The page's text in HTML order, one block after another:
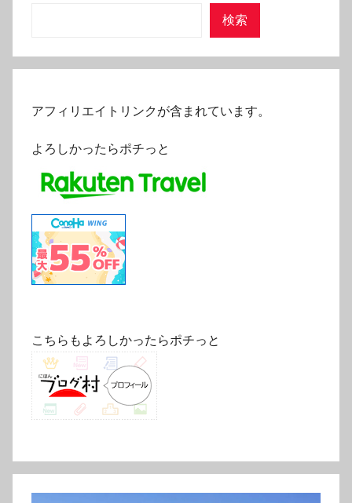
検索
アフィリエイトリンクが含まれています。
よろしかったらポチっと
こちらもよろしかったらポチっと